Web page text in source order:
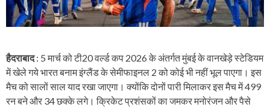
हैदराबाद: 5 मार्च को टी20 वर्ल्ड कप 2026 के अंतर्गत मुंबई के वानखेड़े स्टेडियम
में खेले गये भारत बनाम इंग्लैंड के सेमीफाइनल 2 को कोई भी नहीं भूल पाएगा। इस
मैच को सालों साल याद रखा जाएगा। क्योंकि दोनों पारी मिलाकर इस मैच में 499
रन बने और 34 छक्के लगे। क्रिकेट प्रशंसकों का जमकर मनोरंजन और पैसे